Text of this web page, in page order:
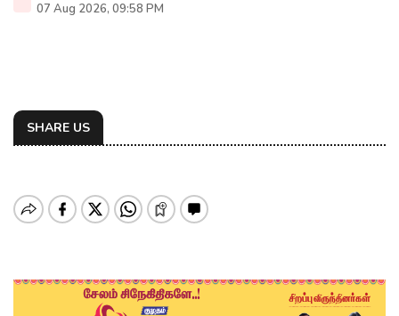
07 Aug 2026, 09:58 PM
SHARE US